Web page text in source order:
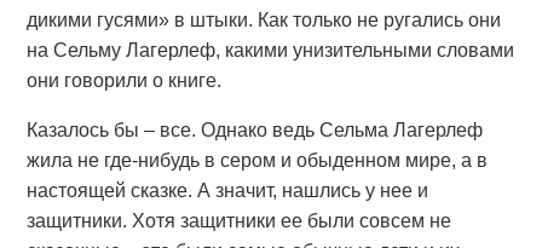
дикими гусями» в штыки. Как только не ругались они
на Сельму Лагерлеф, какими унизительными словами
они говорили о книге.
Казалось бы – все. Однако ведь Сельма Лагерлеф
жила не где-нибудь в сером и обыденном мире, а в
настоящей сказке. А значит, нашлись у нее и
защитники. Хотя защитники ее были совсем не